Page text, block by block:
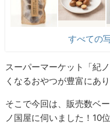
すべての
スーパーマーケット「紀
くなるおやつが豊富にあり
そこで今回は、販売数ベ
ノ国屋に伺いました！10